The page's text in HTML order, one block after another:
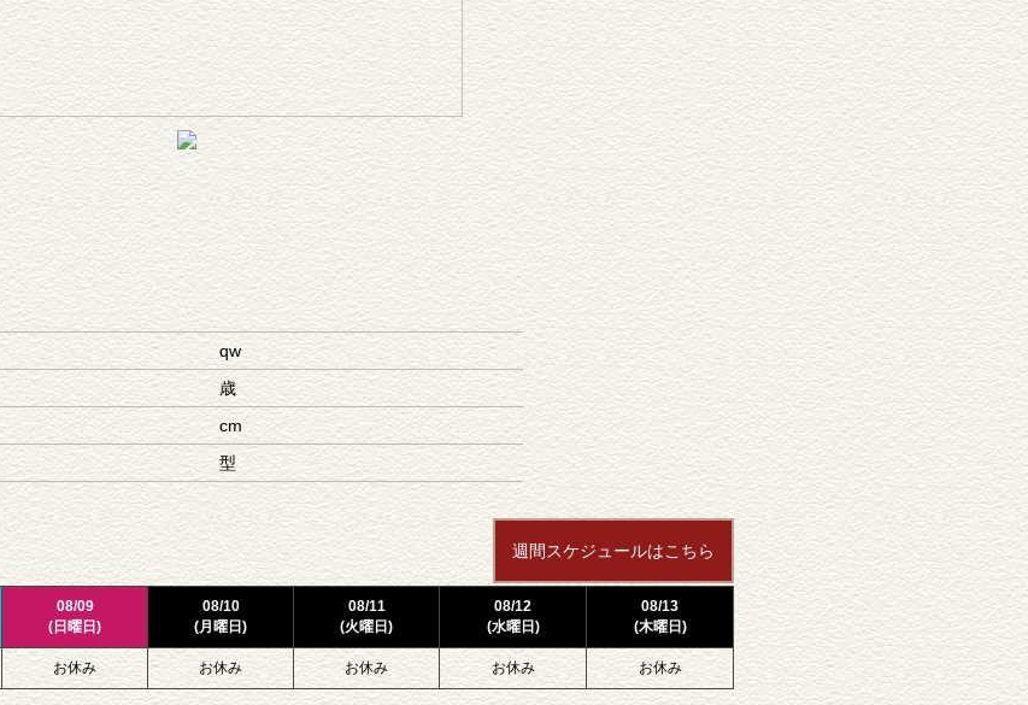
qw
歳
cm
型
週間スケジュールはこちら
08/09
(日曜日)
08/10
(月曜日)
08/11
(火曜日)
08/12
(水曜日)
08/13
(木曜日)
お休み お休み お休み お休み お休み